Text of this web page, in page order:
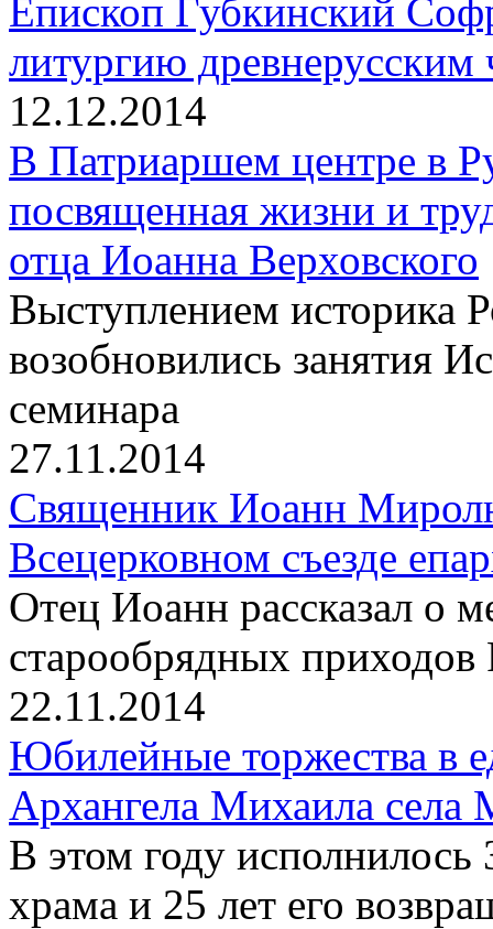
Епископ Губкинский
литургию
12.12.2014
В Патриаршем центре в
посвященная жизни и
отца Иоанна Верховского
Выступлением историка
возобновились занятия
семинара
27.11.2014
Священник Иоанн
Всецерковном съезде
Отец Иоанн рассказал о
старообрядных
22.11.2014
Юбилейные торжества в
Архангела Михаила села
В этом году исполнилось
храма и 25 лет его